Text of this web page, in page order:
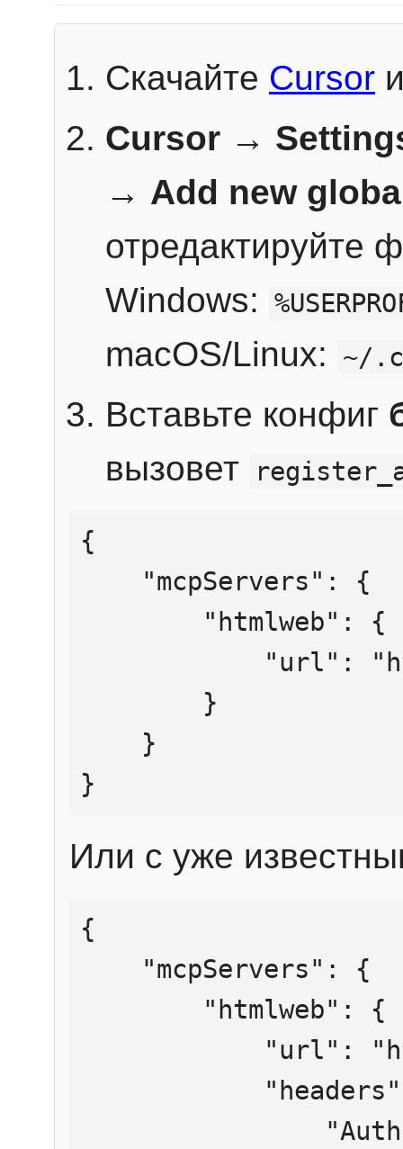
Скачайте Cursor
Cursor →
→ Add new
отредактируйте
Windows:
macOS/Linux: ~/
Вставьте конфиг
вызовет
{
}
Или с уже
{